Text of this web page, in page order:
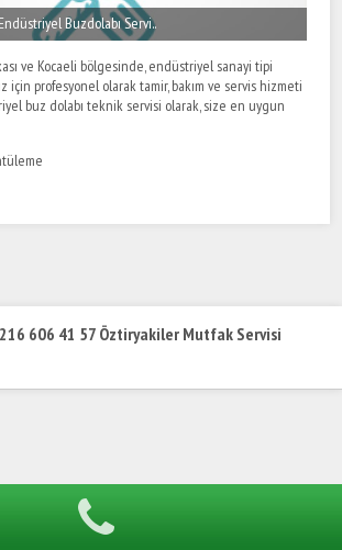
Buzdolabı Servi..
ve Kocaeli bölgesinde, endüstriyel sanayi tipi
için profesyonel olarak tamir, bakım ve servis hizmeti
buz dolabı teknik servisi olarak, size en uygun
606 41 57 Öztiryakiler Mutfak Servisi